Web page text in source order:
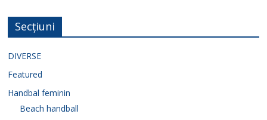
Secțiuni
DIVERSE
Featured
Handbal feminin
Beach handball